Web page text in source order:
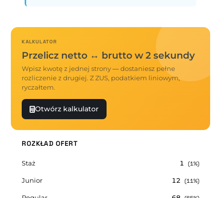
KALKULATOR
Przelicz netto ↔ brutto w 2 sekundy
Wpisz kwotę z jednej strony — dostaniesz pełne
rozliczenie z drugiej. Z ZUS, podatkiem liniowym,
ryczałtem.
Otwórz kalkulator
ROZKŁAD OFERT
Staż 1 (1%)
Junior 12 (11%)